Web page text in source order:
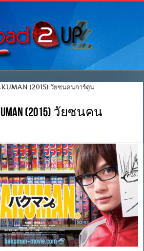
(2015) วัยซนคนการ์ตูน
(2015) วัยซนคน